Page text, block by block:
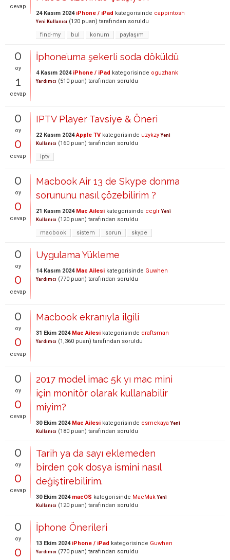
cevap
24 Kasım 2024 iPhone / iPad kategorisinde cappintosh
Yeni Kullanıcı (120 puan) tarafından soruldu
find-my
bul konum paylaşım
0
oy
1
cevap
İphone’uma şekerli soda döküldü
4 Kasım 2024 iPhone / iPad kategorisinde oguzhank
Yardımcı (510 puan) tarafından soruldu
0
oy
0
cevap
IPTV Player Tavsiye & Öneri
22 Kasım 2024 Apple TV kategorisinde uzykzy Yeni
Kullanıcı (160 puan) tarafından soruldu
iptv
0
oy
0
cevap
Macbook Air 13 de Skype donma
sorununu nasıl çözebilirim ?
21 Kasım 2024 Mac Ailesi kategorisinde ccglr Yeni
Kullanıcı (120 puan) tarafından soruldu
macbook
sistem sorun skype
0
oy
0
cevap
Uygulama Yükleme
14 Kasım 2024 Mac Ailesi kategorisinde Guwhen
Yardımcı (770 puan) tarafından soruldu
0
oy
0
cevap
Macbook ekranıyla ilgili
31 Ekim 2024 Mac Ailesi kategorisinde draftsman
Yardımcı (1,360 puan) tarafından soruldu
0
oy
0
cevap
2017 model imac 5k yı mac mini
için monitör olarak kullanabilir
miyim?
30 Ekim 2024 Mac Ailesi kategorisinde esmekaya Yeni
Kullanıcı (180 puan) tarafından soruldu
0
oy
0
cevap
Tarih ya da sayı eklemeden
birden çok dosya ismini nasıl
değiştirebilirim.
30 Ekim 2024 macOS kategorisinde MacMak Yeni
Kullanıcı (120 puan) tarafından soruldu
0
oy
0
İphone Önerileri
13 Ekim 2024 iPhone / iPad kategorisinde Guwhen
Yardımcı (770 puan) tarafından soruldu